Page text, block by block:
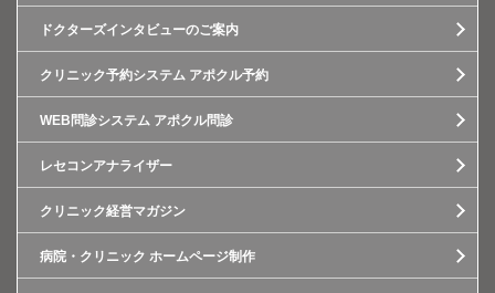
ドクターズインタビューのご案内
クリニック予約システム アポクル予約
WEB問診システム アポクル問診
レセコンアナライザー
クリニック経営マガジン
病院・クリニック ホームページ制作